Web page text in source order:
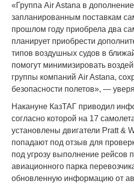
«Группа Air Astana в
запланированным поставкам
прошлом году приобрела два
планирует приобрести
типов воздушных судов в
помогут минимизировать
группы компаний Air Astana,
безопасности полетов», —
Накануне КазТАГ приводил
согласно которой на 17
установлены двигатели Pratt &
попадают под отзыв для
под угрозу выполнение рейсов
авиационного парка
обновленную информацию от